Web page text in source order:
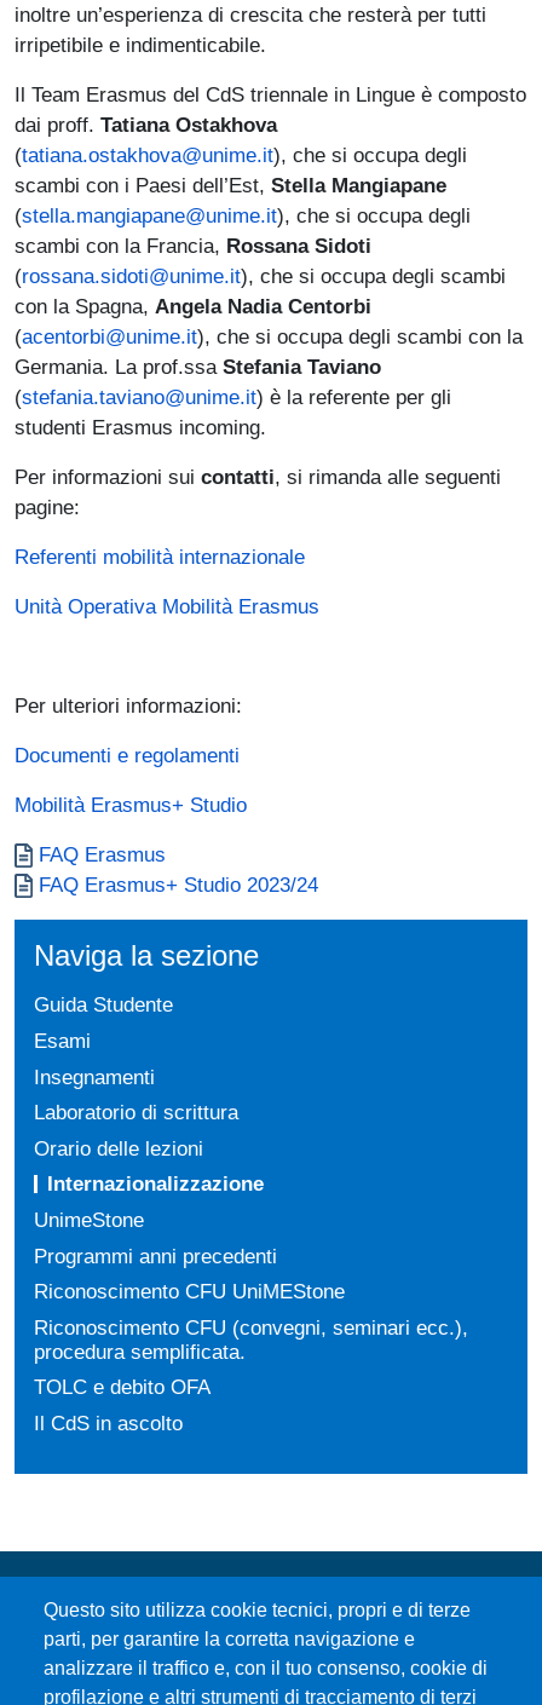
inoltre un’esperienza di crescita che resterà per tutti
irripetibile e indimenticabile.
Il Team Erasmus del CdS triennale in Lingue è composto
dai proff. Tatiana Ostakhova
(tatiana.ostakhova@unime.it), che si occupa degli
scambi con i Paesi dell’Est, Stella Mangiapane
(stella.mangiapane@unime.it), che si occupa degli
scambi con la Francia, Rossana Sidoti
(rossana.sidoti@unime.it), che si occupa degli scambi
con la Spagna, Angela Nadia Centorbi
(acentorbi@unime.it), che si occupa degli scambi con la
Germania. La prof.ssa Stefania Taviano
(stefania.taviano@unime.it) è la referente per gli
studenti Erasmus incoming.
Per informazioni sui contatti, si rimanda alle seguenti
pagine:
Referenti mobilità internazionale
Unità Operativa Mobilità Erasmus
Per ulteriori informazioni:
Documenti e regolamenti
Mobilità Erasmus+ Studio
Documento
FAQ Erasmus
Documento
FAQ Erasmus+ Studio 2023/24
Naviga la sezione
Guida Studente
Esami
Insegnamenti
Laboratorio di scrittura
Orario delle lezioni
Internazionalizzazione
UnimeStone
Programmi anni precedenti
Riconoscimento CFU UniMEStone
Riconoscimento CFU (convegni, seminari ecc.),
procedura semplificata.
TOLC e debito OFA
Il CdS in ascolto
Questo sito utilizza cookie tecnici, propri e di terze
parti, per garantire la corretta navigazione e
analizzare il traffico e, con il tuo consenso, cookie di
profilazione e altri strumenti di tracciamento di terzi